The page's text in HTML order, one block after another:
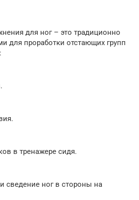
для ног – это традиционно
для проработки отстающих групп
в тренажере сидя.
сведение ног в стороны на